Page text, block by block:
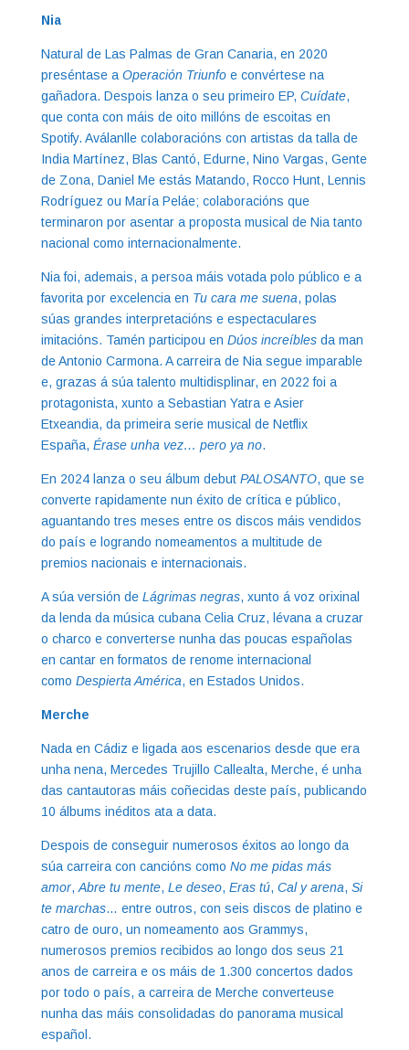
Nia
Natural de Las Palmas de Gran Canaria, en 2020
preséntase a Operación Triunfoe convértese na
gañadora. Despois lanza o seu primeiro EP, Cuídate,
que conta con máis de oito millóns de escoitas en
Spotify. Aválanlle colaboracións con artistas da talla de
India Martínez, Blas Cantó, Edurne, Nino Vargas, Gente
de Zona, Daniel Me estás Matando, Rocco Hunt, Lennis
Rodríguez ou María Peláe; colaboracións que
terminaron por asentar a proposta musical de Nia tanto
nacional como internacionalmente.
Nia foi, ademais, a persoa máis votada polo público e a
favorita por excelencia en Tu cara me suena, polas
súas grandes interpretacións e espectaculares
imitacións. Tamén participou en Dúos increíblesda man
de Antonio Carmona. A carreira de Nia segue imparable
e, grazas á súa talento multidisplinar, en 2022 foi a
protagonista, xunto a Sebastian Yatra e Asier
Etxeandia, da primeira serie musical de Netflix
España, Érase unha vez… pero ya no.
En 2024 lanza o seu álbum debut PALOSANTO, que se
converte rapidamente nun éxito de crítica e público,
aguantando tres meses entre os discos máis vendidos
do país e logrando nomeamentos a multitude de
premios nacionais e internacionais.
A súa versión de Lágrimas negras, xunto á voz orixinal
da lenda da música cubana Celia Cruz, lévana a cruzar
o charco e converterse nunha das poucas españolas
en cantar en formatos de renome internacional
como Despierta América, en Estados Unidos.
Merche
Nada en Cádiz e ligada aos escenarios desde que era
unha nena, Mercedes Trujillo Callealta, Merche, é unha
das cantautoras máis coñecidas deste país, publicando
10 álbums inéditos ata a data.
Despois de conseguir numerosos éxitos ao longo da
súa carreira con cancións como No me pidas más
amor, Abre tu mente, Le deseo, Eras tú, Cal y arena, Si
te marchas… entre outros, con seis discos de platino e
catro de ouro, un nomeamento aos Grammys,
numerosos premios recibidos ao longo dos seus 21
anos de carreira e os máis de 1.300 concertos dados
por todo o país, a carreira de Merche converteuse
nunha das máis consolidadas do panorama musical
español.